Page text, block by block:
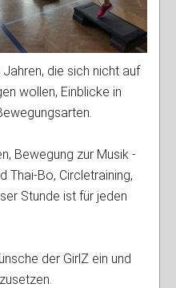
die sich nicht auf
wollen, Einblicke in
Bewegung zur Musik -
Thai-Bo, Circletraining,
Stunde ist für jeden
der GirlZ ein und